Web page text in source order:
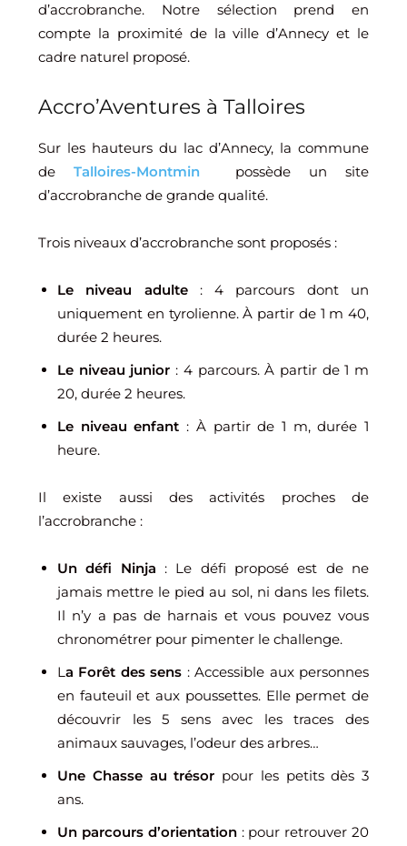
d’accrobranche. Notre sélection prend en
compte la proximité de la ville d’Annecy et le
cadre naturel proposé.
Accro’Aventures à Talloires
Sur les hauteurs du lac d’Annecy, la commune
de Talloires-Montmin possède un site
d’accrobranche de grande qualité.
Trois niveaux d’accrobranche sont proposés :
Le niveau adulte: 4 parcours dont un
uniquement en tyrolienne. À partir de 1 m 40,
durée 2 heures.
Le niveau junior : 4 parcours. À partir de 1 m
20, durée 2 heures.
Le niveau enfant : À partir de 1 m, durée 1
heure.
Il existe aussi des activités proches de
l’accrobranche :
Un défi Ninja : Le défi proposé est de ne
jamais mettre le pied au sol, ni dans les filets.
Il n’y a pas de harnais et vous pouvez vous
chronométrer pour pimenter le challenge.
La Forêt des sens : Accessible aux personnes
en fauteuil et aux poussettes. Elle permet de
découvrir les 5 sens avec les traces des
animaux sauvages, l’odeur des arbres…
Une Chasse au trésor pour les petits dès 3
ans.
Un parcours d’orientation: pour retrouver 20